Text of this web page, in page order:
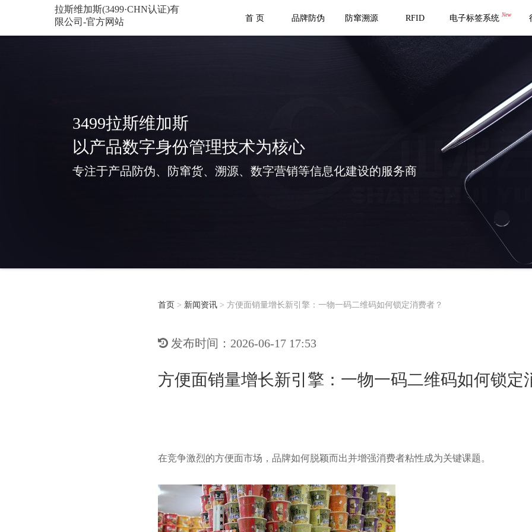
拉斯维加斯(3499·CHN认证)有
限公司-官方网站
首 页 品牌防伪 防窜溯源 RFID 电子标签系统 New
3499拉斯维加斯
以产品数字身份管理技术为核心
专注于产品防伪、防窜货、溯源、数字营销等信息化建设的服务商
首页 > 新闻资讯 > 方便面销量增长新引擎：一物一码二维码如何锁定消费者？
发布时间：2026-06-17 17:53
方便面销量增长新引擎：一物一码二维码如何锁定
在竞争激烈的方便面市场，品牌如何脱颖而出并增强消费者粘性成为关键课题。